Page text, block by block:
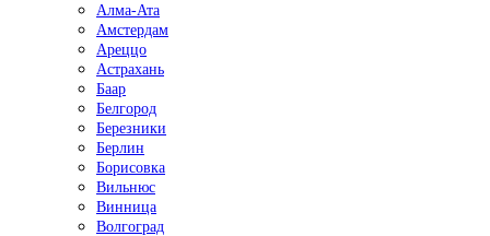
Алма-Ата
Амстердам
Ареццо
Астрахань
Баар
Белгород
Березники
Берлин
Борисовка
Вильнюс
Винница
Волгоград